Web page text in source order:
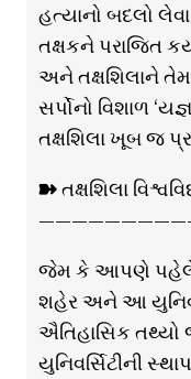
હત્યાનો બદલો
તક્ષકને પરાજિત
અને તક્ષશિલાને
સર્પોનો વિશાળ
તક્ષશિલા ખૂબ જ
➽ તક્ષશિલા
જેમ કે આપણે
શહેર અને આ
ઐતિહાસિક
યુનિવર્સિટીની